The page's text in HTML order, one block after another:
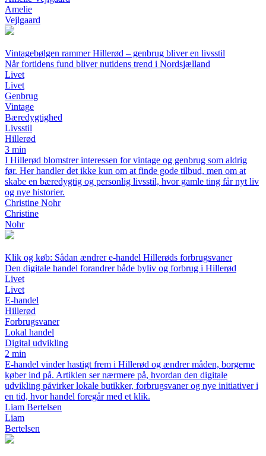
Amelie
Vejlgaard
Vintagebølgen rammer Hillerød – genbrug bliver en livsstil
Når fortidens fund bliver nutidens trend i Nordsjælland
Livet
Livet
Genbrug
Vintage
Bæredygtighed
Livsstil
Hillerød
3 min
I Hillerød blomstrer interessen for vintage og genbrug som aldrig
før. Her handler det ikke kun om at finde gode tilbud, men om at
skabe en bæredygtig og personlig livsstil, hvor gamle ting får nyt liv
og nye historier.
Christine Nohr
Christine
Nohr
Klik og køb: Sådan ændrer e-handel Hillerøds forbrugsvaner
Den digitale handel forandrer både byliv og forbrug i Hillerød
Livet
Livet
E-handel
Hillerød
Forbrugsvaner
Lokal handel
Digital udvikling
2 min
E-handel vinder hastigt frem i Hillerød og ændrer måden, borgerne
køber ind på. Artiklen ser nærmere på, hvordan den digitale
udvikling påvirker lokale butikker, forbrugsvaner og nye initiativer i
en tid, hvor handel foregår med et klik.
Liam Bertelsen
Liam
Bertelsen